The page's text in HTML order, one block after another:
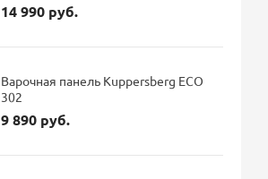
14 990 руб.
Варочная панель Kuppersberg ECO
302
9 890 руб.